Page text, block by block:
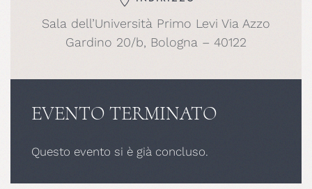
Sala dell’Università Primo Levi Via Azzo
Gardino 20/b, Bologna – 40122
EVENTO TERMINATO
Questo evento si è già concluso.